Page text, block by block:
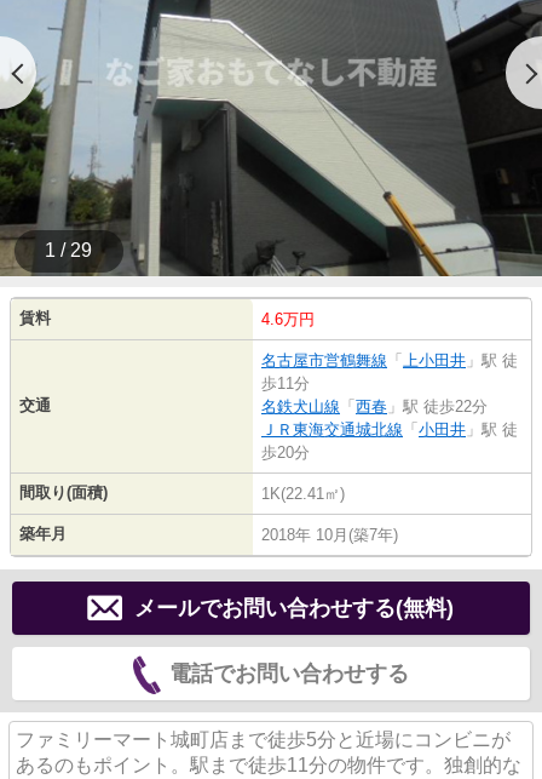
1 / 29
賃料 4.6万円
交通
名古屋市営鶴舞線 「 上小田井 」駅 徒
歩11分
名鉄犬山線 「 西春 」駅 徒歩22分
ＪＲ東海交通城北線 「 小田井 」駅 徒
歩20分
間取り(面積) 1K(22.41㎡)
築年月 2018年 10月(築7年)
メールでお問い合わせする(無料)
電話でお問い合わせする
ファミリーマート城町店まで徒歩5分と近場にコンビニが
あるのもポイント。駅まで徒歩11分の物件です。独創的な